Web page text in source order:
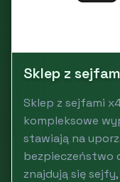
Sklep z
Sklep z sejfami
kompleksowe
stawiają na
bezpieczeństwo
znajdują się